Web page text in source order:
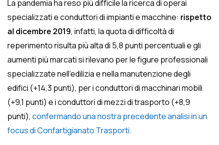
La pandemia ha reso più difficile la ricerca di operai
specializzati e conduttori di impianti e macchine: rispetto
al dicembre 2019, infatti, la quota di difficoltà di
reperimento risulta più alta di 5,8 punti percentuali e gli
aumenti più marcati si rilevano per le figure professionali
specializzate nell’edilizia e nella manutenzione degli
edifici (+14,3 punti), per i conduttori di macchinari mobili
(+9,1 punti) e i conduttori di mezzi di trasporto (+8,9
punti), confermando una nostra precedente analisi in un
focus di Confartigianato Trasporti.